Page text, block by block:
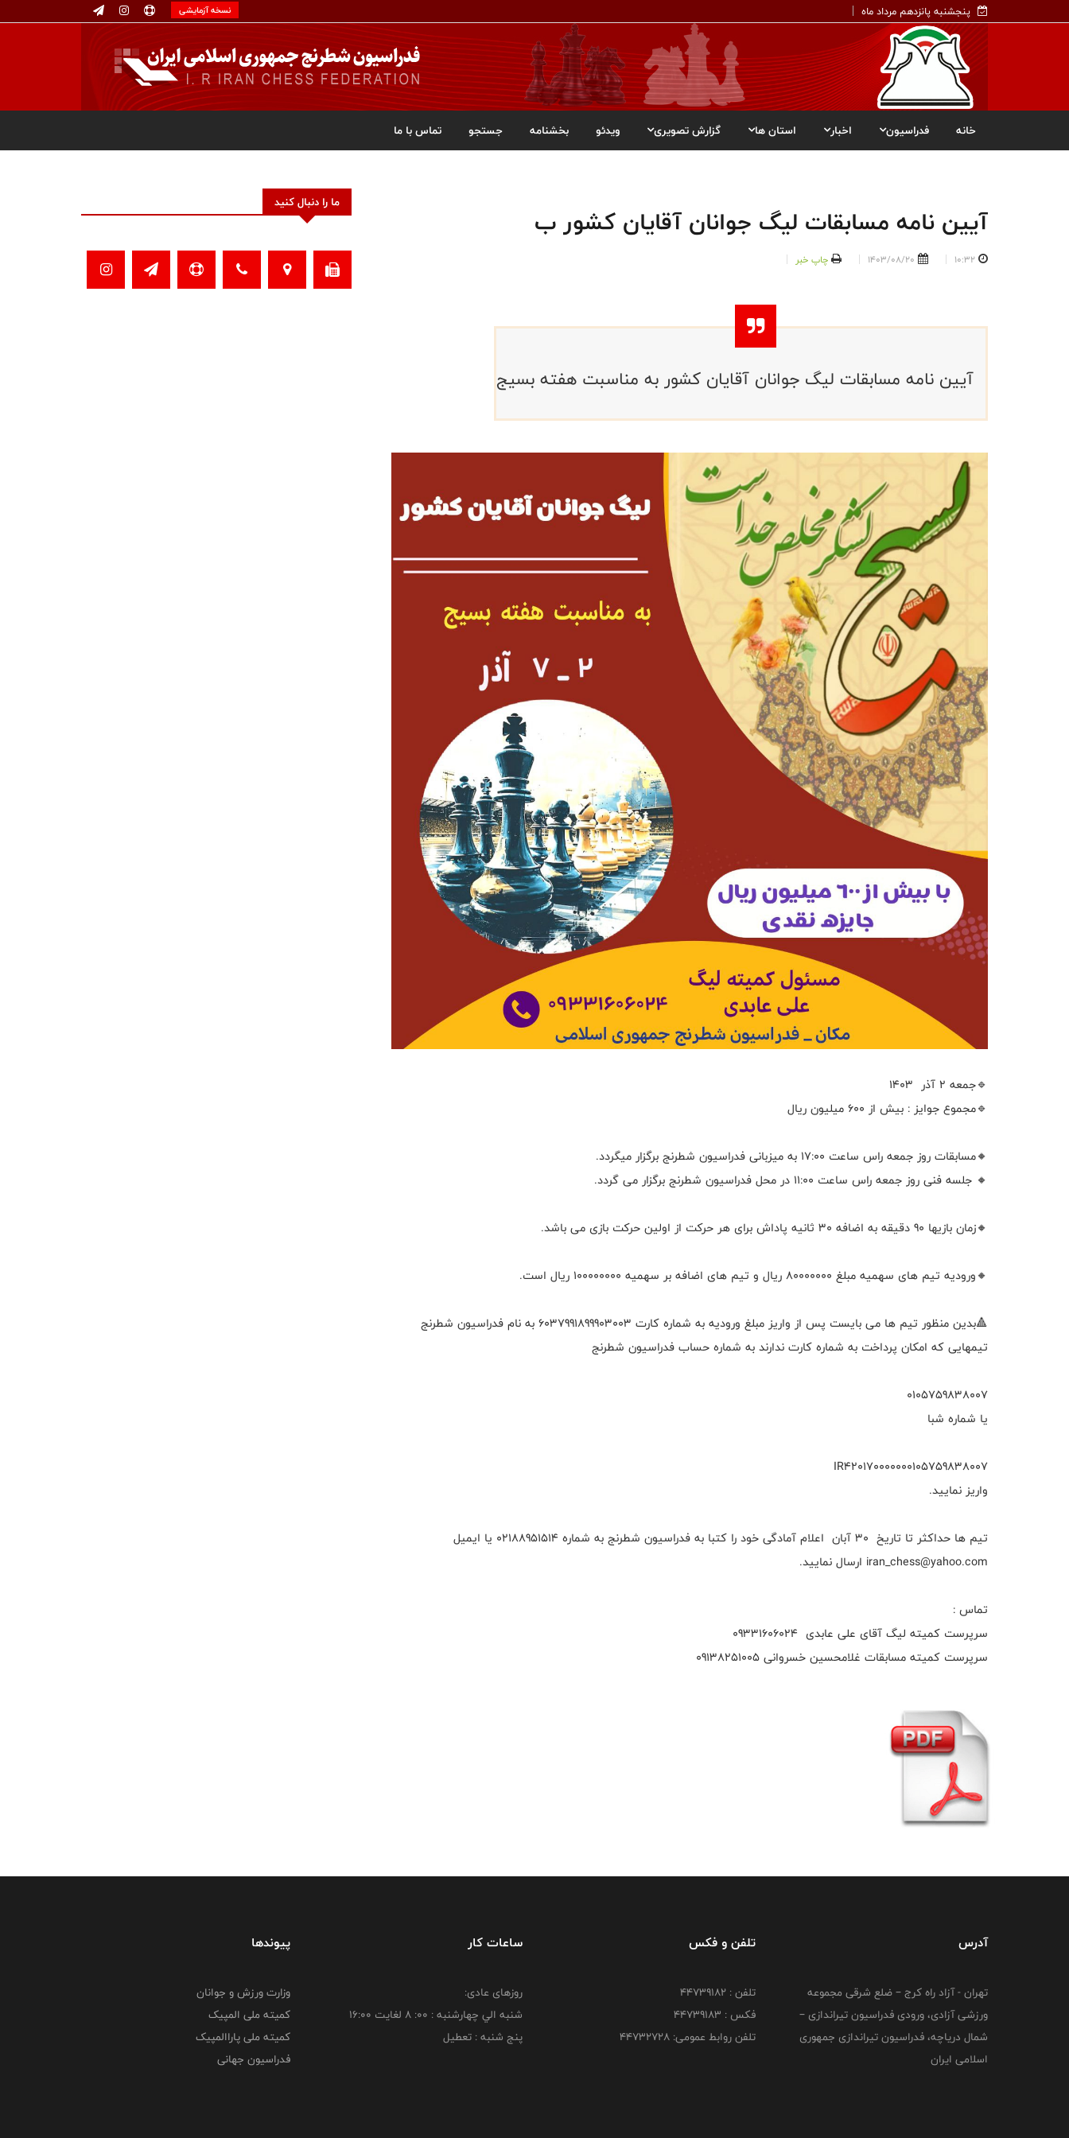
پنجشنبه پانزدهم مرداد ماه نسخه آزمایشی
خانه فدراسیون اخبار استان ها گزارش تصویری ویدئو بخشنامه جستجو تماس با ما
آیین نامه مسابقات لیگ جوانان آقايان کشور ب
10:32
1403/08/20 چاپ خبر
آیین نامه مسابقات لیگ جوانان آقايان کشور به مناسبت هفته بسیج
🔹جمعه 2 آذر 1403
🔹مجموع جوایز : بیش از 600 میلیون ریال
🔸مسابقات روز جمعه راس ساعت 17:00 به میزبانی فدراسیون شطرنج برگزار میگردد.
🔸 جلسه فنی روز جمعه راس ساعت 11:00 در محل فدراسیون شطرنج برگزار می گردد.
🔸زمان بازیها 90 دقیقه به اضافه 30 ثانیه پاداش برای هر حرکت از اولین حرکت بازی می باشد.
🔸ورودیه تیم های سهمیه مبلغ 80000000 ریال و تیم های اضافه بر سهمیه 100000000 ریال است.
🔺بدین منظور تیم ها می بایست پس از واریز مبلغ ورودیه به شماره کارت 6037991899903003 به نام فدراسیون شطرنج
تیمهایی که امکان پرداخت به شماره کارت ندارند به شماره حساب فدراسیون شطرنج
0105759838007
یا شماره شبا
IR420170000000105759838007
واریز نمایید.
تیم ها حداکثر تا تاریخ 30 آبان اعلام آمادگی خود را کتبا به فدراسیون شطرنج به شماره 02188951514 یا ایمیل
iran_chess@yahoo.com ارسال نمایید.
تماس :
سرپرست کمیته لیگ آقای علی عابدی 09331606024
سرپرست کمیته مسابقات غلامحسین خسروانی 09138251005
ما را دنبال کنید
آدرس
تهران - آزاد راه کرج – ضلع شرقی مجموعه
ورزشی آزادی، ورودی فدراسیون تیراندازی –
شمال دریاچه، فدراسیون تیراندازی جمهوری
اسلامی ایران
تلفن و فکس
تلفن : ۴۴۷۳۹۱۸۲
فکس : ۴۴۷۳۹۱۸3
تلفن روابط عمومی: ۴۴۷۳۲۷۲۸
ساعات کار
روزهای عادی:
شنبه الي چهارشنبه : 00: 8 لغايت 16:00
پنج شنبه : تعطیل
پیوندها
وزارت ورزش و جوانان
کمیته ملی المپیک
کمیته ملی پاراالمپیک
فدراسیون جهانی